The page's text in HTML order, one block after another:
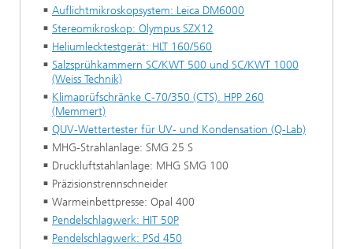
Auflichtmikroskopsystem: Leica DM6000
Stereomikroskop: Olympus SZX12
Heliumlecktestgerät: HLT 160/560
Salzsprühkammern SC/KWT 500 und SC/KWT 1000
(Weiss Technik)
Klimaprüfschränke C-70/350 (CTS). HPP 260
(Memmert)
QUV-Wettertester für UV- und Kondensation (Q-Lab)
MHG-Strahlanlage: SMG 25 S
Druckluftstahlanlage: MHG SMG 100
Präzisionstrennschneider
Warmeinbettpresse: Opal 400
Pendelschlagwerk: HIT 50P
Pendelschlagwerk: PSd 450